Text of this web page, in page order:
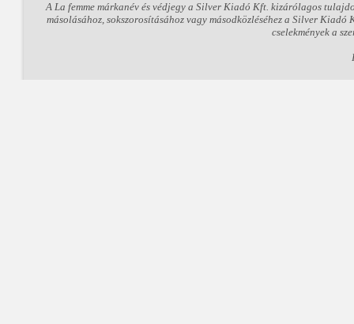
A La femme márkanév és védjegy a Silver Kiadó Kft. kizárólagos
másolásához, sokszorosításához vagy másodközléséhez a Silver
cselekmények a